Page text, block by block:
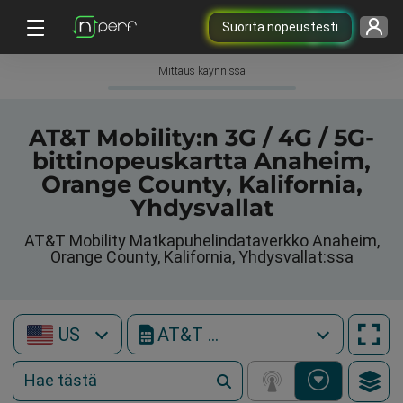
Suorita nopeustesti
Mittaus käynnissä
AT&T Mobility:n 3G / 4G / 5G-
bittinopeuskartta Anaheim,
Orange County, Kalifornia,
Yhdysvallat
AT&T Mobility Matkapuhelindataverkko Anaheim,
Orange County, Kalifornia, Yhdysvallat:ssa
US AT&T Mobility